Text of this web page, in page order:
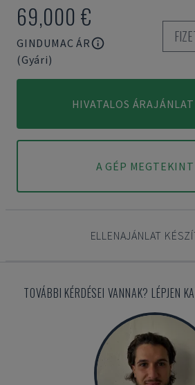
69,000 €
GINDUMAC ÁR
(Gyári)
HIVATALOS
A GÉP
ELLENAJÁNLAT
TOVÁBBI KÉRDÉSEI VANNAK? LÉPJEN